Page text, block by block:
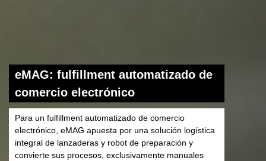
eMAG: fulfillment automatizado de
comercio electrónico
Para un fulfillment automatizado de comercio
electrónico, eMAG apuesta por una solución logística
integral de lanzaderas y robot de preparación y
convierte sus procesos, exclusivamente manuales